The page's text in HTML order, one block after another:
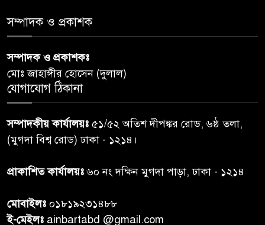
৬
গাজার ধ্বংসস্তূপে মিলল আরও ১৯
৭
কুলাউড়া সীমান্তে বিএসএফের
৮
নেওয়ার পর ভারতীয় নাগরিক আটক
৯
সম্পাদক ও প্রকাশক
সম্পাদক ও প্রকাশকঃ
মোঃ জাহাঙ্গীর হোসেন (দুলাল)
যোগাযোগ ঠিকানা
সম্পাদকীয় কার্যালয়ঃ ৫১/৫২ অতিশ দীপঙ্কর রোড, ৬ষ্ঠ তলা,
(মুগদা বিশ্ব রোড) ঢাকা - ১২১৪।
প্রাকাশিত কার্যালয়ঃ৬০ নং দক্ষিন মুগদা পাড়া, ঢাকা - ১২১৪
মোবাইলঃ ০১৮১৯২৩১৪৮৮
ই-মেইলঃ ainbartabd @gmail.com